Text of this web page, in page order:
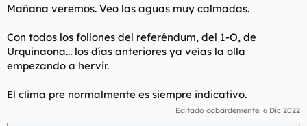
Mañana veremos. Veo las aguas muy calmadas.
Con todos los follones del referéndum, del 1-O, de
Urquinaona... los días anteriores ya veías la olla
empezando a hervir.
El clima pre normalmente es siempre indicativo.
Editado cobardemente: 6 Dic 2022